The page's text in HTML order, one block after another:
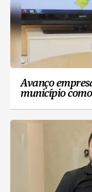
Avanço
município